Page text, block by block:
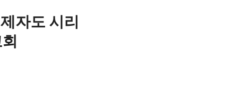
자도 시리